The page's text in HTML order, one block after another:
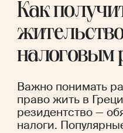
Как
налоговым
Важно понимать
право жить в
резидентство —
налоги.